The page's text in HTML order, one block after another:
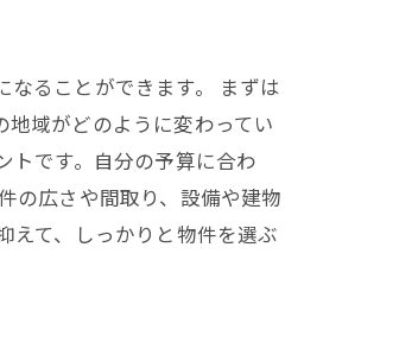
ることができます。 まずは
域がどのように変わってい
トです。自分の予算に合わ
の広さや間取り、設備や建物
えて、しっかりと物件を選ぶ